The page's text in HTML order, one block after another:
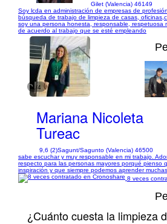
Gilet (Valencia) 46149
Soy lcda en administración de empresas de
búsqueda de trabajo de limpieza de casas,
soy una persona honesta, responsable, respetuosa
de acuerdo al trabajo que se esté empleando
1/4
Mariana Nicoleta
Tureac
9,6 (2)Sagunt/Sagunto (Valencia) 46500
sabe escuchar y muy responsable en mi trabajo.
respecto para las personas mayores porqué pienso
inspiración y que siempre podemos aprender
8 veces
¿Cuánto cuesta la limpieza